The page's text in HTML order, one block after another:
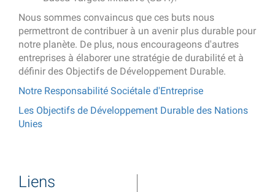
Nous sommes convaincus que ces buts nous
permettront de contribuer à un avenir plus durable pour
notre planète. De plus, nous encourageons d'autres
entreprises à élaborer une stratégie de durabilité et à
définir des Objectifs de Développement Durable.
Notre Responsabilité Sociétale d'Entreprise
Les Objectifs de Développement Durable des Nations
Unies
Liens